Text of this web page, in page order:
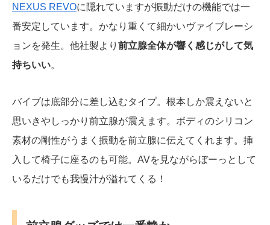
NEXUS REVOに隠れていますが振動だけの機能では一
番安定しています。かなり重くて細かいヴァイブレーシ
ョンを発生。他社製より 前立腺全体が響く感じがして気
持ちいい。
バイブは底部分に差し込むタイプ。根本しか震えないと
思いきやしっかり前立腺が震えます。ボディのシリコン
素材の剛性がうまく振動を前立腺に伝えてくれます。挿
入して椅子に座るのも可能。AVを見ながらぼーっとして
いるだけでも我慢汁が溢れてくる！